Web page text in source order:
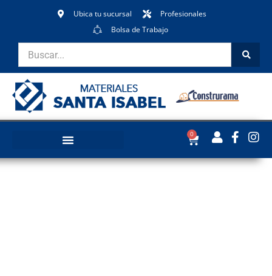
Ubica tu sucursal
Profesionales
Bolsa de Trabajo
0